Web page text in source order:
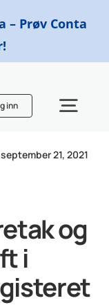
– Prøv Conta
inn
september 21, 2021
og
i